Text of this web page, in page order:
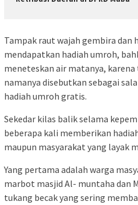
Tampak raut wajah gembira dan
mendapatkan hadiah umroh,
meneteskan air matanya,
namanya disebutkan sebagai
hadiah umroh gratis.
Sekedar kilas balik selama
beberapa kali memberikan
maupun masyarakat yang layak
Yang pertama adalah warga
marbot masjid Al- muntaha dan
tukang becak yang sering